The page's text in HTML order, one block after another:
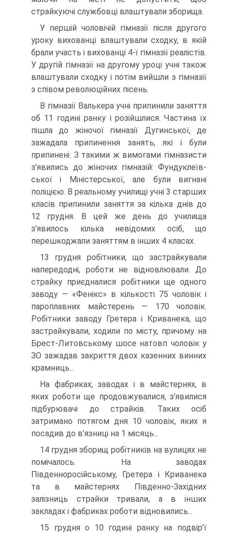
страйкуючі службовці влаштували зборища.
У першій чоловічій гімназії після другого
уроку вихованці влаш­тували сходку, в якій
брали участь і вихованці 4-ї гімназії реалістів.
У другій гімназії на другому уроці учні також
влаштували сходку і потім вийшли з гімназії
з співом революційних пісень.
В гімназії Валькера учні припинили заняття
об 11 годині ранку і розійшлися. Частина їх
пішла до жіночої гімназії Дугинської, де
зажадала припинення занять, які і були
припинені. З такими ж вимогами гімназисти
з’явились до жіночих гімназій: Фундуклеїв-
ської і Міністерської, але були вигнані
поліцією. В реальному учи­лищі учні 3 старших
класів припинили заняття за кілька днів до
12 грудня. В цей же день до училища
з’явилось кілька невідомих осіб, що
перешкоджали заняттям в інших 4 класах.
13 грудня робітники, що застрайкували
напередодні, роботи не відновлювали. До
страйку приєдналися робітники ще одного
заво­ду — «Фенікс» в кількості 75 чоловік і
пароплавних майстерень — 170 чоловік.
Робітники заводу Гретера і Криванека, що
застрайку­вали, ходили по місту, причому на
Брест-Литовському шосе натовп чоловік у
ЗО зажадав закриття двох казенних винних
крамниць...
На фабриках, заводах і в майстернях, в
яких роботи ще продов­жувалися, з’явилися
підбурювачі до страйків. Таких осіб
затримано потягом дня 10 чоловік, яких я
посадив до в’язниці на 1 місяць...
14 грудня зборищ робітників на вулицях не
помічалось. На заводах
Південноросійському, Гретера і Криванека
та в майстернях Південно-Західних
залізниць страйки тривали, а в інших
закладах і фабриках роботи відновились...
15 грудня о 10 годині ранку на подвір’ї